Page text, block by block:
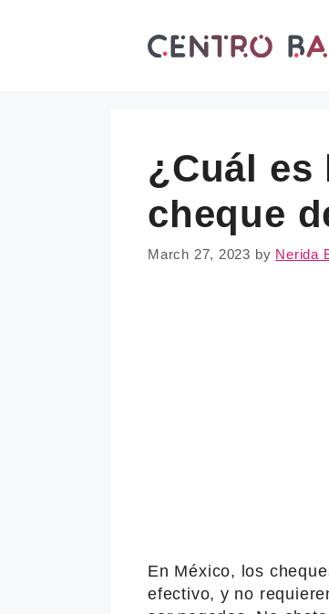
¿Cuál es
cheque
March 27, 2023 by Nerida
En México, los
efectivo, y no